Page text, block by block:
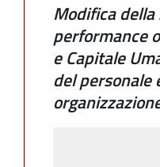
Modifica
performance
e Capitale
del personale